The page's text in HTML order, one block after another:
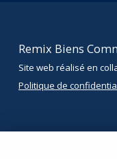
Remix Biens
Site web réalisé en
Politique de